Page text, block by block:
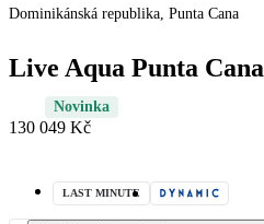
Dominikánská republika, Punta Cana
Live Aqua Punta Cana
Novinka
130 049 Kč
LAST MINUTE